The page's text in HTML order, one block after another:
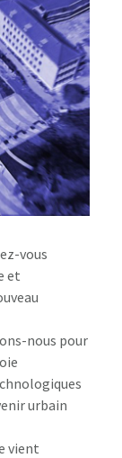
vous
et
nous pour
urbain
vient